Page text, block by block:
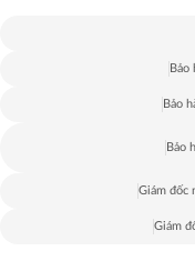
Bảo
Bảo
Bảo
Giám đốc
Giám